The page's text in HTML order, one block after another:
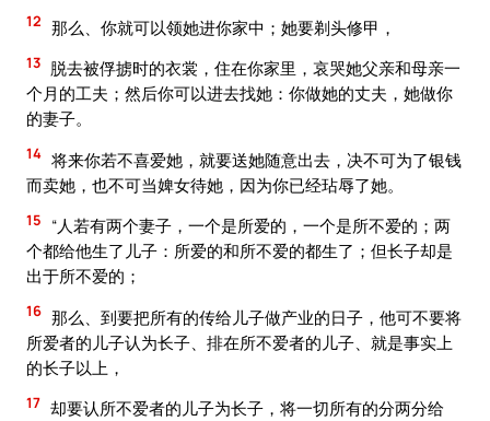
12 那么、你就可以领她进你家中；她要剃头修甲，
13 脱去被俘掳时的衣裳，住在你家里，哀哭她父亲和母亲一
个月的工夫；然后你可以进去找她：你做她的丈夫，她做你
的妻子。
14 将来你若不喜爱她，就要送她随意出去，决不可为了银钱
而卖她，也不可当婢女待她，因为你已经玷辱了她。
15
“人若有两个妻子，一个是所爱的，一个是所不爱的；两
个都给他生了儿子：所爱的和所不爱的都生了；但长子却是
出于所不爱的；
16 那么、到要把所有的传给儿子做产业的日子，他可不要将
所爱者的儿子认为长子、排在所不爱者的儿子、就是事实上
的长子以上，
17 却要认所不爱者的儿子为长子，将一切所有的分两分给